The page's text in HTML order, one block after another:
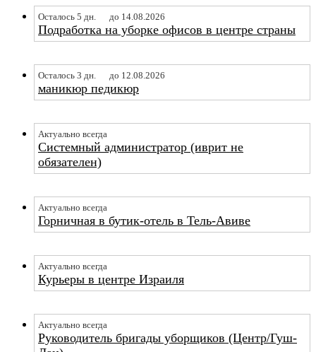
Осталось 5 дн. до 14.08.2026
Подработка на уборке офисов в центре страны
Осталось 3 дн. до 12.08.2026
маникюр педикюр
Актуально всегда
Системный администратор (иврит не
обязателен)
Актуально всегда
Горничная в бутик-отель в Тель-Авиве
Актуально всегда
Курьеры в центре Израиля
Актуально всегда
Руководитель бригады уборщиков (Центр/Гуш-